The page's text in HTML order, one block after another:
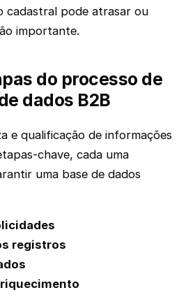
cadastral pode atrasar ou
importante.
do processo de
dados B2B
e qualificação de informações
chave, cada uma
uma base de dados
registros